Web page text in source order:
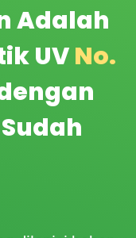
Adalah
UVNo.